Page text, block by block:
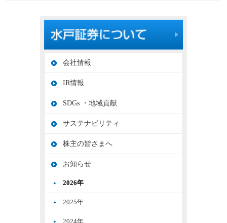
会社情報
IR情報
SDGs ・地域貢献
サステナビリティ
株主の皆さまへ
お知らせ
2026年
2025年
2024年